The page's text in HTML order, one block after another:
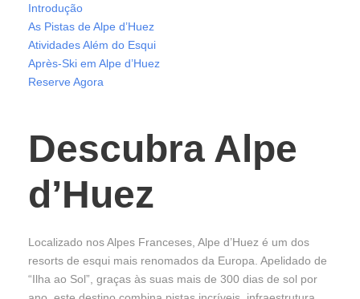
Introdução
As Pistas de Alpe d’Huez
Atividades Além do Esqui
Après-Ski em Alpe d’Huez
Reserve Agora
Descubra Alpe
d’Huez
Localizado nos Alpes Franceses, Alpe d’Huez é um dos
resorts de esqui mais renomados da Europa. Apelidado de
“Ilha ao Sol”, graças às suas mais de 300 dias de sol por